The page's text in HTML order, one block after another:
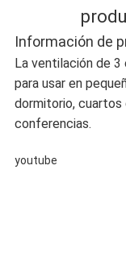
Información de
La ventilación de
para usar en
dormitorio, cuartos
conferencias.
youtube